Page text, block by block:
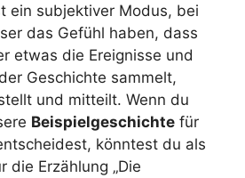
ein subjektiver Modus, bei
das Gefühl haben, dass
etwas die Ereignisse und
Geschichte sammelt,
und mitteilt. Wenn du
Beispielgeschichte für
könntest du als
die Erzählung „Die